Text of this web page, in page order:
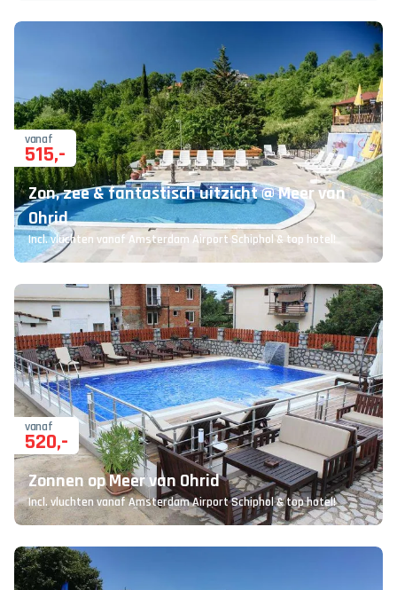
vanaf
515,-
Zon, zee & fantastisch uitzicht @ Meer van
Ohrid
Incl. vluchten vanaf Amsterdam Airport Schiphol & top hotel!
vanaf
520,-
Zonnen op Meer van Ohrid
Incl. vluchten vanaf Amsterdam Airport Schiphol & top hotel!